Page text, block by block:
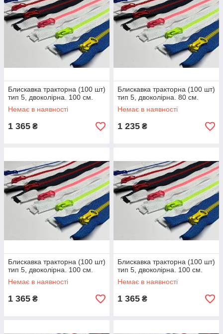
Блискавка тракторна (100 шт)
тип 5, двоколірна. 100 см.
Немає в наявності
1 365 ₴
Блискавка тракторна (100 шт)
тип 5, двоколірна. 80 см.
Немає в наявності
1 235 ₴
Блискавка тракторна (100 шт)
тип 5, двоколірна. 100 см.
Немає в наявності
1 365 ₴
Блискавка тракторна (100 шт)
тип 5, двоколірна. 100 см.
Немає в наявності
1 365 ₴